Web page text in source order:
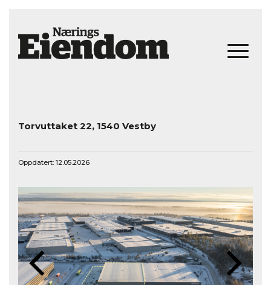
Torvuttaket 22, 1540 Vestby
Oppdatert: 12.05.2026